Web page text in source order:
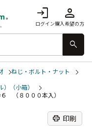
login
ログイン
person
購入希望の方
search
ねじ・ボルト・ナット
（小箱）
（８０００本入）
print 印刷